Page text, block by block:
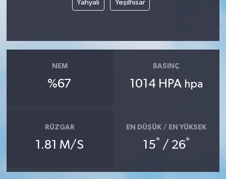
Yahyalı Yeşilhisar
NEM
%67
BASINÇ
1014 HPA hpa
RÜZGAR
1.81 M/S
EN DÜŞÜK / EN YÜKSEK
15° / 26°